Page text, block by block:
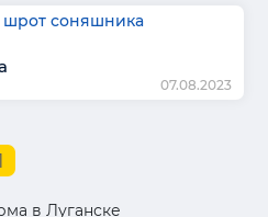
шрот соняшника
07.08.2023
в Луганске